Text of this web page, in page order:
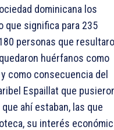
dominicana los
que significa para 235
personas que
huérfanos como
como consecuencia del
Espaillat que
ahí estaban, las que
su interés